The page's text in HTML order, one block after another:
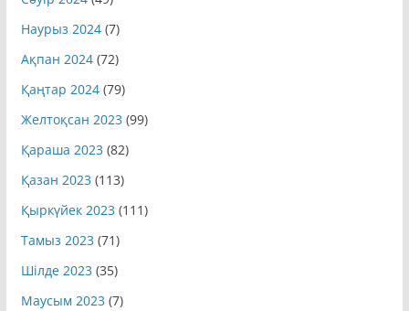
Наурыз 2024(7)
Ақпан 2024(72)
Қаңтар 2024(79)
Желтоқсан 2023 (99)
Қараша 2023 (82)
Қазан 2023 (113)
Қыркүйек 2023 (111)
Тамыз 2023 (71)
Шілде 2023 (35)
Маусым 2023 (7)